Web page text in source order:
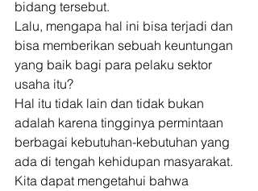
bidang tersebut.
Lalu, mengapa hal ini bisa terjadi dan
bisa memberikan sebuah keuntungan
yang baik bagi para pelaku sektor
usaha itu?
Hal itu tidak lain dan tidak bukan
adalah karena tingginya permintaan
berbagai kebutuhan-kebutuhan yang
ada di tengah kehidupan masyarakat.
Kita dapat mengetahui bahwa